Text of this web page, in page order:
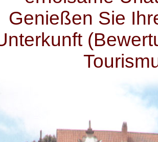
Genießen Sie